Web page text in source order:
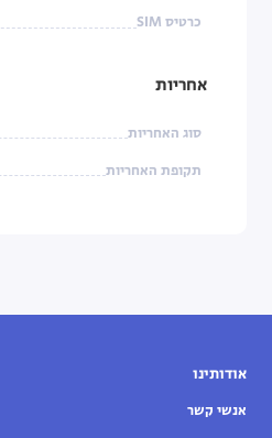
כרטיס SIM
אחריות
סוג האחריות
תקופת האחריות
אודותינו
אנשי קשר